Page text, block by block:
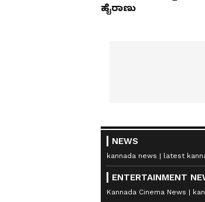
ಹೈರಾಣು
NEWS
kannada news latest
ENTERTAINMENT
Kannada Cinema News